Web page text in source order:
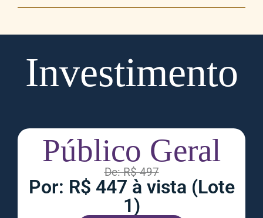
Investimento
Público Geral
De: R$ 497
Por: R$ 447 à vista (Lote
1)